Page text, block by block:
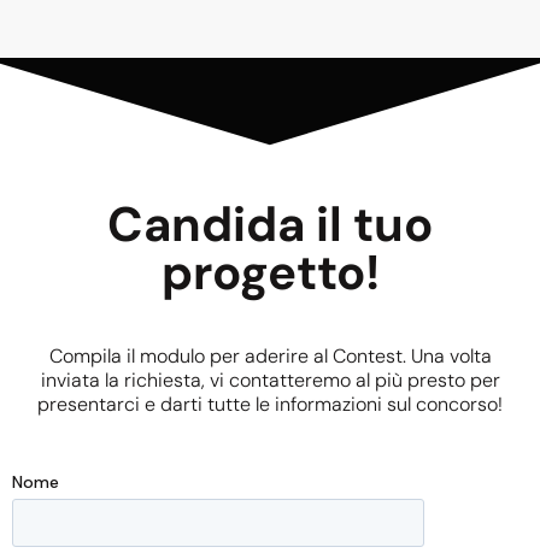
Candida il tuo
progetto!
Compila il modulo per aderire al Contest. Una volta
inviata la richiesta, vi contatteremo al più presto per
presentarci e darti tutte le informazioni sul concorso!